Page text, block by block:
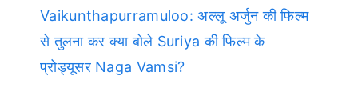
Vaikunthapurramuloo: अल्लू अर्जुन की फिल्म
से तुलना कर क्या बोले Suriya की फिल्म के
प्रोड्यूसर Naga Vamsi?